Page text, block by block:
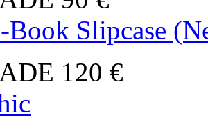
Book Slipcase
120 €